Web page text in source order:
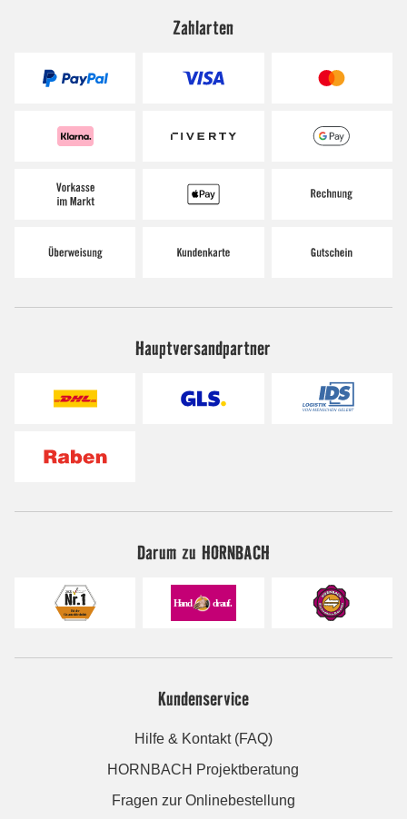
Zahlarten
Hauptversandpartner
Darum zu HORNBACH
Kundenservice
Hilfe & Kontakt (FAQ)
HORNBACH Projektberatung
Fragen zur Onlinebestellung